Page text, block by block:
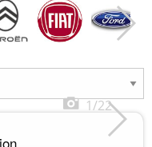
1/22